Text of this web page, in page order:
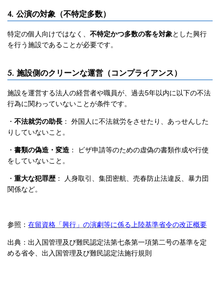
4. 公演の対象（不特定多数）
特定の個人向けではなく、 不特定かつ多数の客を対象とした興行
を行う施設であることが必要です。
5. 施設側のクリーンな運営（コンプライアンス）
施設を運営する法人の経営者や職員が、過去5年以内に以下の不法
行為に関わっていないことが条件です。
・ 不法就労の助長 ： 外国人に不法就労をさせたり、あっせんした
りしていないこと。
・ 書類の偽造・変造 ： ビザ申請等のための虚偽の書類作成や行使
をしていないこと。
・ 重大な犯罪歴 ： 人身取引、集団密航、売春防止法違反、暴力団
関係など。
参照： 在留資格「興行」の演劇等に係る上陸基準省令の改正概要
出典：出入国管理及び難民認定法第七条第一項第二号の基準を定
める省令、出入国管理及び難民認定法施行規則